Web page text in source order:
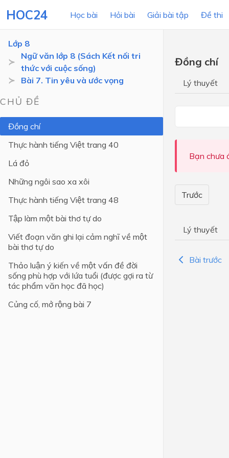
HOC24 Học bài Hỏi bài Giải bài tập Đề thi
LỚP HỌC
Lớp 11
Lớp 10
Lớp 3
Lớp 2
Lớp 1
Lớp 8
Ngữ văn lớp 8 (Sách Kết nối tri
thức với cuộc sống)
Bài 7. Tin yêu và ước vọng
CHỦ ĐỀ
Đồng chí
Thực hành tiếng Việt trang 40
Lá đỏ
Những ngôi sao xa xôi
Thực hành tiếng Việt trang 48
Tập làm một bài thơ tự do
Viết đoạn văn ghi lại cảm nghĩ về một
bài thơ tự do
Thảo luận ý kiến về một vấn đề đời
sống phù hợp với lứa tuổi (được gợi ra từ
tác phẩm văn học đã học)
Củng cố, mở rộng bài 7
Đồng chí
Lý thuyết
Bạn chưa
Trước
Lý thuyết
Bài trước